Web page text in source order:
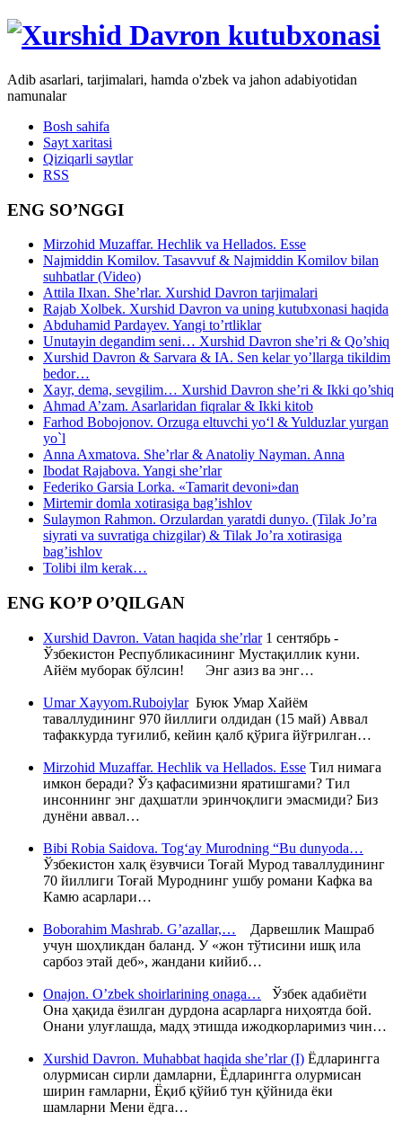
Adib asarlari, tarjimalari, hamda o'zbek va jahon adabiyotidan
namunalar
Bosh sahifa
Sayt xaritasi
Qiziqarli saytlar
RSS
ENG SO’NGGI
Mirzohid Muzaffar. Hechlik va Hellados. Esse
Najmiddin Komilov. Tasavvuf & Najmiddin Komilov bilan
suhbatlar (Video)
Attila Ilxan. She’rlar. Xurshid Davron tarjimalari
Rajab Xolbek. Xurshid Davron va uning kutubxonasi haqida
Abduhamid Pardayev. Yangi to’rtliklar
Unutayin degandim seni… Xurshid Davron she’ri & Qo’shiq
Xurshid Davron & Sarvara & IA. Sen kelar yo’llarga tikildim
bedor…
Xayr, dema, sevgilim… Xurshid Davron she’ri & Ikki qo’shiq
Ahmad A’zam. Asarlaridan fiqralar & Ikki kitob
Farhod Bobojonov. Orzuga eltuvchi yo‘l & Yulduzlar yurgan
yo`l
Anna Axmatova. She’rlar & Anatoliy Nayman. Anna
Ibodat Rajabova. Yangi she’rlar
Federiko Garsia Lorka. «Tamarit devoni»dan
Mirtemir domla xotirasiga bag’ishlov
Sulaymon Rahmon. Orzulardan yaratdi dunyo. (Tilak Jo’ra
siyrati va suvratiga chizgilar) & Tilak Jo’ra xotirasiga
bag’ishlov
Tolibi ilm kerak…
ENG KO’P O’QILGAN
Xurshid Davron. Vatan haqida she’rlar1 сентябрь -
Ўзбекистон Республикасининг Мустақиллик куни.
Айём муборак бўлсин! Энг азиз ва энг…
Umar Xayyom.RuboiylarБуюк Умар Хайём
таваллудининг 970 йиллиги олдидан (15 май) Аввал
тафаккурда туғилиб, кейин қалб қўрига йўғрилган…
Mirzohid Muzaffar. Hechlik va Hellados. Esse Тил нимага
имкон беради? Ўз қафасимизни яратишгами? Тил
инсоннинг энг даҳшатли эринчоқлиги эмасмиди? Биз
дунёни аввал…
Bibi Robia Saidova. Tog‘ay Murodning “Bu dunyoda…
Ўзбекистон халқ ёзувчиси Тоғай Мурод таваллудининг
70 йиллиги Тоғай Муроднинг ушбу романи Кафка ва
Камю асарлари…
Boborahim Mashrab. G’azallar,… Дарвешлик Машраб
учун шоҳликдан баланд. У «жон тўтисини ишқ ила
сарбоз этай деб», жандани кийиб…
Onajon. O’zbek shoirlarining onaga… Ўзбек адабиёти
Она ҳақида ёзилган дурдона асарларга ниҳоятда бой.
Онани улуғлашда, мадҳ этишда ижодкорларимиз чин…
Xurshid Davron. Muhabbat haqida she’rlar (I) Ёдларингга
олурмисан сирли дамларни, Ёдларингга олурмисан
ширин ғамларни, Ёқиб қўйиб тун қўйнида ёки
шамларни Мени ёдга…